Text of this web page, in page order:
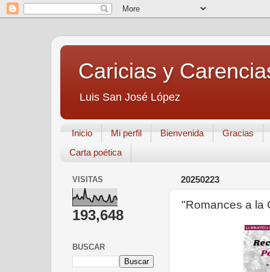
Caricias y
Luis San José López
Inicio Mi perfil Bienvenida
Gracias
Carta poética
20250223
"Romances a la
VISITAS
193,648
BUSCAR